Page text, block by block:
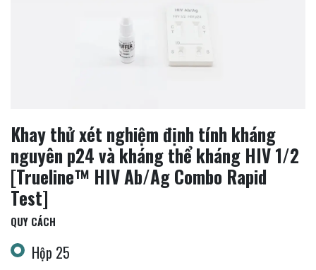
Khay thử xét nghiệm định tính kháng
nguyên p24 và kháng thể kháng HIV 1/2
[Trueline™ HIV Ab/Ag Combo Rapid
Test]
QUY CÁCH
Hộp 25